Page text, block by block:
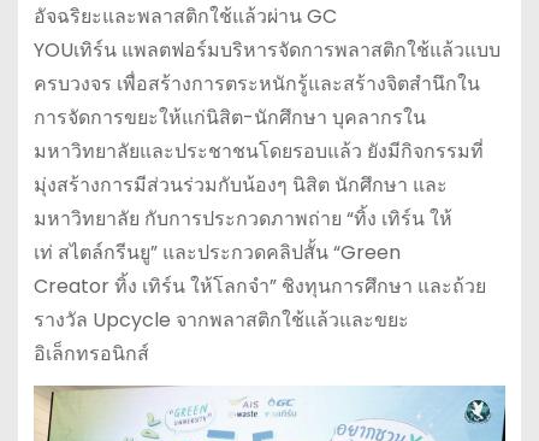
อัจฉริยะและพลาสติกใช้แล้วผ่าน GC
YOUเทิร์น แพลตฟอร์มบริหารจัดการพลาสติกใช้แล้วแบบ
ครบวงจร เพื่อสร้างการตระหนักรู้และสร้างจิตสำนึกใน
การจัดการขยะให้แก่นิสิต-นักศึกษา บุคลากรใน
มหาวิทยาลัยและประชาชนโดยรอบแล้ว ยังมีกิจกรรมที่
มุ่งสร้างการมีส่วนร่วมกับน้องๆ นิสิต นักศึกษา และ
มหาวิทยาลัย กับการประกวดภาพถ่าย “ทิ้ง เทิร์น ให้
เท่ สไตล์กรีนยู” และประกวดคลิปสั้น “Green
Creator ทิ้ง เทิร์น ให้โลกจำ” ชิงทุนการศึกษา และถ้วย
รางวัล Upcycle จากพลาสติกใช้แล้วและขยะ
อิเล็กทรอนิกส์